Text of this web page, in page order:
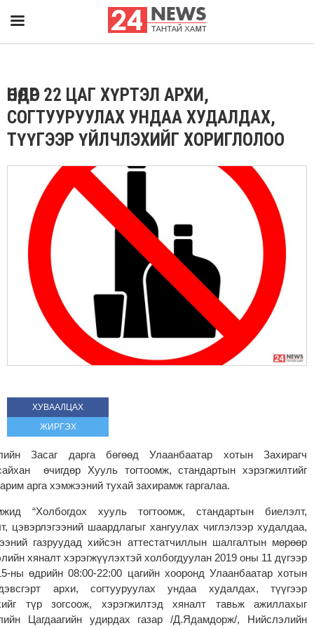
ӨНӨӨДӨР 22 ЦАГ ХҮРТЭЛ АРХИ,
СОГТУУРУУЛАХ УНДАА ХУДАЛДАХ,
ТҮҮГЭЭР ҮЙЛЧЛЭХИЙГ ХОРИГЛОЛОО
ХУВААЛЦАХ
ЖИРГЭХ
Засаг дарга бөгөөд Улаанбаатар хотын Захирагч
өчигдөр Хууль тогтоомж, стандартын хэрэгжилтийг
арга хэмжээний тухай захирамж гаргалаа.
“Холбогдох хууль тогтоомж, стандартын биелэлт,
цэвэрлэгээний шаардлагыг хангуулах чиглэлээр худалдаа,
газруудад хийсэн аттестатчиллын шалгалтын мөрөөр
хяналт хэрэгжүүлэхтэй холбогдуулан 2019 оны 11 дүгээр
ны өдрийн 08:00-22:00 цагийн хооронд Улаанбаатар хотын
архи, согтууруулах ундаа худалдах, түүгээр
түр зогсоож, хэрэгжилтэд хяналт тавьж ажиллахыг
Цагдаагийн удирдах газар /Д.Ядамдорж/, Нийслэлийн